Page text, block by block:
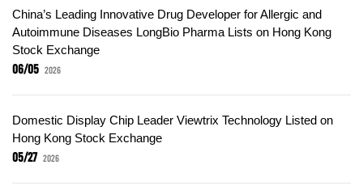
China’s Leading Innovative Drug Developer for Allergic and
Autoimmune Diseases LongBio Pharma Lists on Hong Kong
Stock Exchange
06/05 2026
Domestic Display Chip Leader Viewtrix Technology Listed on
Hong Kong Stock Exchange
05/27 2026